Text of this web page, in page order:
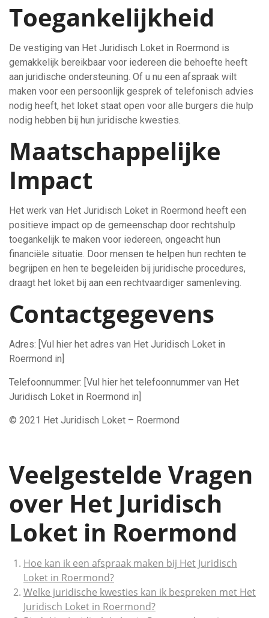
Toegankelijkheid
De vestiging van Het Juridisch Loket in Roermond is
gemakkelijk bereikbaar voor iedereen die behoefte heeft
aan juridische ondersteuning. Of u nu een afspraak wilt
maken voor een persoonlijk gesprek of telefonisch advies
nodig heeft, het loket staat open voor alle burgers die hulp
nodig hebben bij hun juridische kwesties.
Maatschappelijke
Impact
Het werk van Het Juridisch Loket in Roermond heeft een
positieve impact op de gemeenschap door rechtshulp
toegankelijk te maken voor iedereen, ongeacht hun
financiële situatie. Door mensen te helpen hun rechten te
begrijpen en hen te begeleiden bij juridische procedures,
draagt het loket bij aan een rechtvaardiger samenleving.
Contactgegevens
Adres: [Vul hier het adres van Het Juridisch Loket in
Roermond in]
Telefoonnummer: [Vul hier het telefoonnummer van Het
Juridisch Loket in Roermond in]
© 2021 Het Juridisch Loket – Roermond
Veelgestelde Vragen
over Het Juridisch
Loket in Roermond
Hoe kan ik een afspraak maken bij Het Juridisch
Loket in Roermond?
Welke juridische kwesties kan ik bespreken met Het
Juridisch Loket in Roermond?